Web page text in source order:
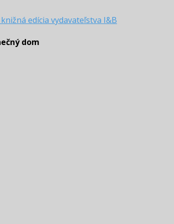
edícia vydavateľstva I&B
dom